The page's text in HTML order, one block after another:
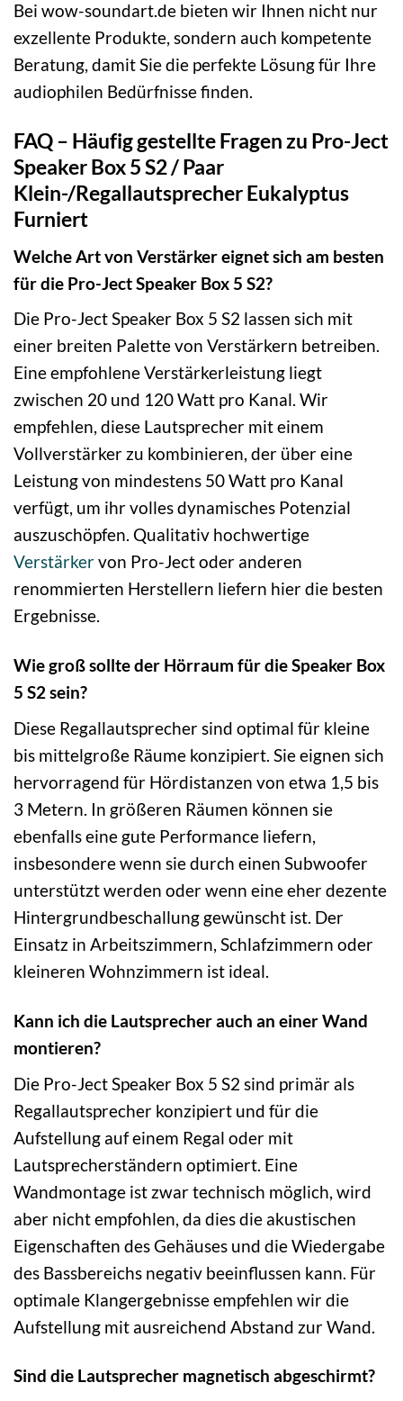
Bei wow-soundart.de bieten wir Ihnen nicht nur
exzellente Produkte, sondern auch kompetente
Beratung, damit Sie die perfekte Lösung für Ihre
audiophilen Bedürfnisse finden.
FAQ – Häufig gestellte Fragen zu Pro-Ject
Speaker Box 5 S2 / Paar
Klein-/Regallautsprecher Eukalyptus
Furniert
Welche Art von Verstärker eignet sich am besten
für die Pro-Ject Speaker Box 5 S2?
Die Pro-Ject Speaker Box 5 S2 lassen sich mit
einer breiten Palette von Verstärkern betreiben.
Eine empfohlene Verstärkerleistung liegt
zwischen 20 und 120 Watt pro Kanal. Wir
empfehlen, diese Lautsprecher mit einem
Vollverstärker zu kombinieren, der über eine
Leistung von mindestens 50 Watt pro Kanal
verfügt, um ihr volles dynamisches Potenzial
auszuschöpfen. Qualitativ hochwertige
Verstärkervon Pro-Ject oder anderen
renommierten Herstellern liefern hier die besten
Ergebnisse.
Wie groß sollte der Hörraum für die Speaker Box
5 S2 sein?
Diese Regallautsprecher sind optimal für kleine
bis mittelgroße Räume konzipiert. Sie eignen sich
hervorragend für Hördistanzen von etwa 1,5 bis
3 Metern. In größeren Räumen können sie
ebenfalls eine gute Performance liefern,
insbesondere wenn sie durch einen Subwoofer
unterstützt werden oder wenn eine eher dezente
Hintergrundbeschallung gewünscht ist. Der
Einsatz in Arbeitszimmern, Schlafzimmern oder
kleineren Wohnzimmern ist ideal.
Kann ich die Lautsprecher auch an einer Wand
montieren?
Die Pro-Ject Speaker Box 5 S2 sind primär als
Regallautsprecher konzipiert und für die
Aufstellung auf einem Regal oder mit
Lautsprecherständern optimiert. Eine
Wandmontage ist zwar technisch möglich, wird
aber nicht empfohlen, da dies die akustischen
Eigenschaften des Gehäuses und die Wiedergabe
des Bassbereichs negativ beeinflussen kann. Für
optimale Klangergebnisse empfehlen wir die
Aufstellung mit ausreichend Abstand zur Wand.
Sind die Lautsprecher magnetisch abgeschirmt?